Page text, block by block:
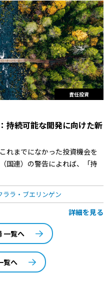
責任投資
持続可能な開発に向けた新
れまでになかった投資機会を
国連）の警告によれば、「持
ララ・ブエリンゲン
詳細を見る
一覧へ
覧へ